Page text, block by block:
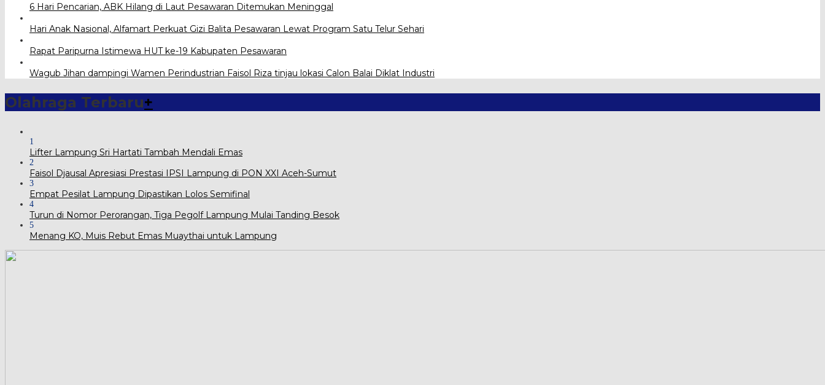
6 Hari Pencarian, ABK Hilang di Laut Pesawaran Ditemukan Meninggal
Hari Anak Nasional, Alfamart Perkuat Gizi Balita Pesawaran Lewat Program Satu Telur Sehari
Rapat Paripurna Istimewa HUT ke-19 Kabupaten Pesawaran
Wagub Jihan dampingi Wamen Perindustrian Faisol Riza tinjau lokasi Calon Balai Diklat Industri
Olahraga Terbaru+
1
Lifter Lampung Sri Hartati Tambah Mendali Emas
2
Faisol Djausal Apresiasi Prestasi IPSI Lampung di PON XXI Aceh-Sumut
3
Empat Pesilat Lampung Dipastikan Lolos Semifinal
4
Turun di Nomor Perorangan, Tiga Pegolf Lampung Mulai Tanding Besok
5
Menang KO, Muis Rebut Emas Muaythai untuk Lampung